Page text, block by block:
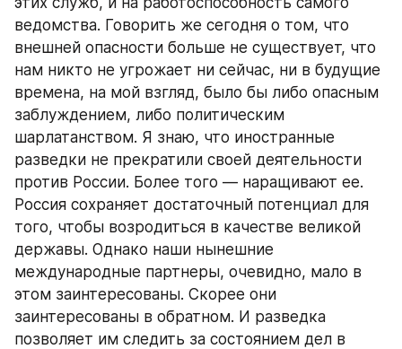
ведомства. Говорить же сегодня о том, что
внешней опасности больше не существует, что
нам никто не угрожает ни сейчас, ни в будущие
времена, на мой взгляд, было бы либо опасным
заблуждением, либо политическим
шарлатанством. Я знаю, что иностранные
разведки не прекратили своей деятельности
против России. Более того — наращивают ее.
Россия сохраняет достаточный потенциал для
того, чтобы возродиться в качестве великой
державы. Однако наши нынешние
международные партнеры, очевидно, мало в
этом заинтересованы. Скорее они
заинтересованы в обратном. И разведка
позволяет им следить за состоянием дел в